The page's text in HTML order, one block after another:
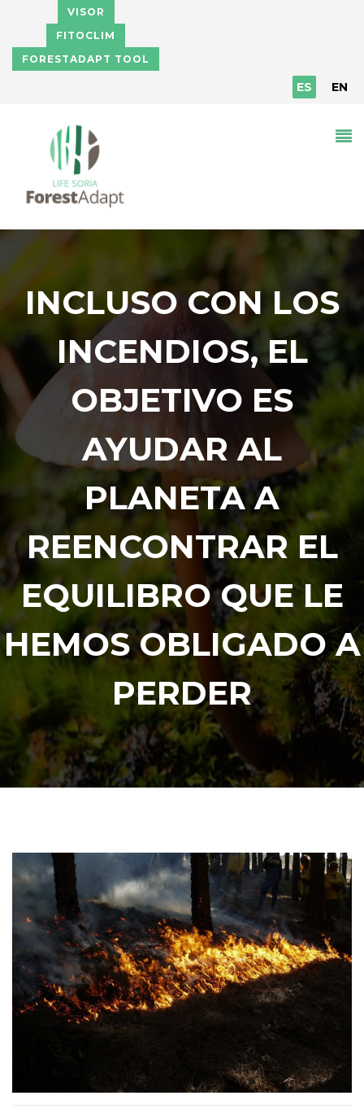
Pasar al contenido principal
VISOR
FITOCLIM
FORESTADAPT TOOL
ES EN
INCLUSO CON LOS
INCENDIOS, EL
OBJETIVO ES
AYUDAR AL
PLANETA A
REENCONTRAR EL
EQUILIBRO QUE LE
HEMOS OBLIGADO A
PERDER